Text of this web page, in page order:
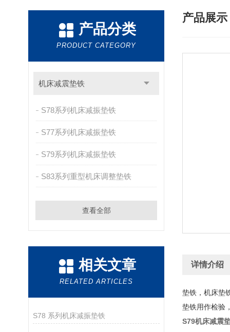
产品分类
PRODUCT CATEGORY
机床减震垫铁
S78系列机床减振垫铁
S77系列机床减振垫铁
S79系列机床减振垫铁
S83系列重型机床调整垫铁
查看全部
相关文章
RELATED ARTICLES
S78 系列机床减振垫铁
产品展示
详情介绍
垫铁，机床垫
垫铁用作检验
S79机床减震